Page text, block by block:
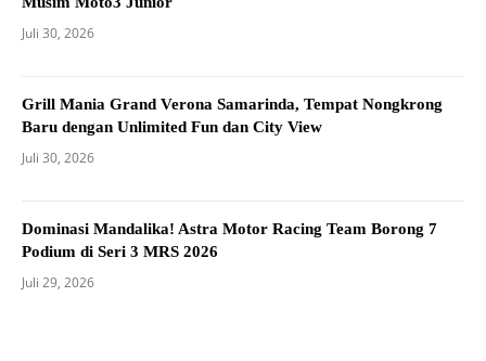
Juli 30, 2026
Grill Mania Grand Verona Samarinda, Tempat Nongkrong
Baru dengan Unlimited Fun dan City View
Juli 30, 2026
Dominasi Mandalika! Astra Motor Racing Team Borong 7
Podium di Seri 3 MRS 2026
Juli 29, 2026